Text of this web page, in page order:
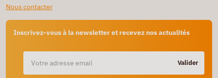
Nous contacter
Inscrivez-vous à la newsletter et recevez nos actualités
Valider